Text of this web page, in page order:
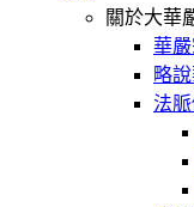
關於大華
華
略
法